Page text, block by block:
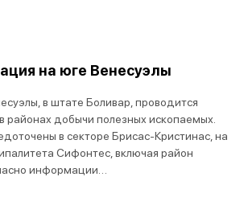
на юге Венесуэлы
в штате Боливар, проводится
районах добычи полезных ископаемых.
в секторе Брисас-Кристинас, на
Сифонтес, включая район
информации…